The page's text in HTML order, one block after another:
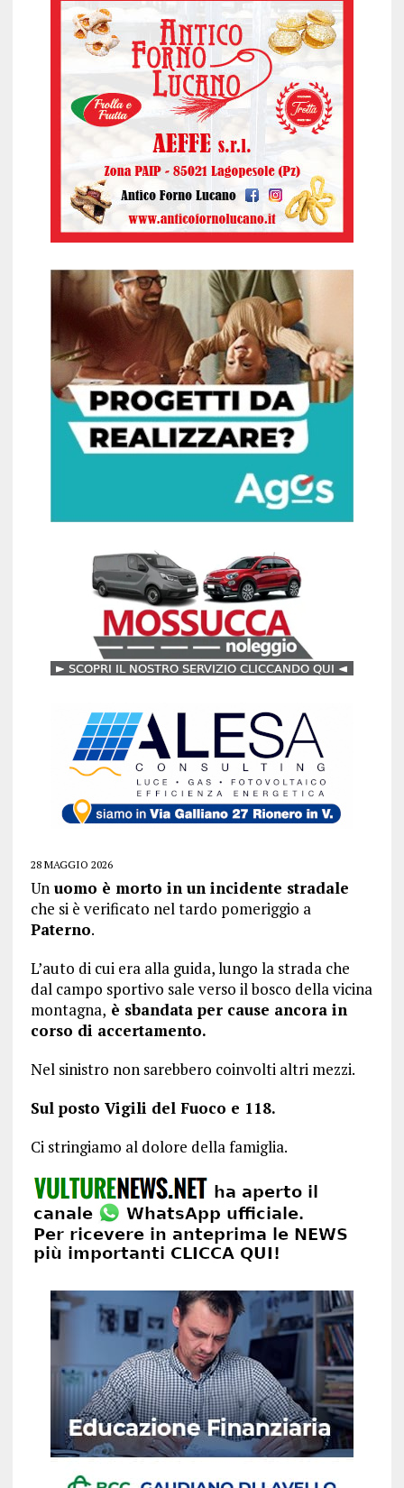
28 MAGGIO 2026
Unuomo è morto in un incidente stradale
che si è verificato nel tardo pomeriggio a
Paterno.
L’auto di cui era alla guida, lungo la strada che
dal campo sportivo sale verso il bosco della vicina
montagna, è sbandata per cause ancora in
corso di accertamento.
Nel sinistro non sarebbero coinvolti altri mezzi.
Sul posto Vigili del Fuoco e 118.
Ci stringiamo al dolore della famiglia.